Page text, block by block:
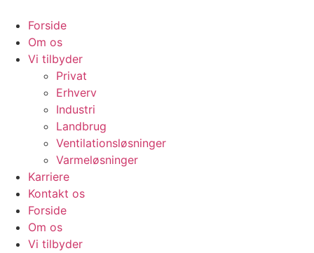
indhold
Forside
Om os
Vi tilbyder
Privat
Erhverv
Industri
Landbrug
Ventilationsløsninger
Varmeløsninger
Karriere
Kontakt os
Forside
Om os
Vi tilbyder